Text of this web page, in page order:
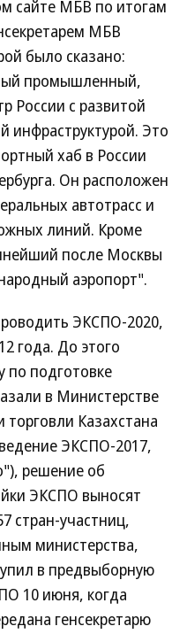
сайте МБВ по итогам
МБВ
было сказано:
промышленный,
России с развитой
инфраструктурой. Это
хаб в России
Он расположен
автотрасс и
линий. Кроме
после Москвы
аэропорт".
ЭКСПО-2020,
года. До этого
по подготовке
в Министерстве
торговли Казахстана
ЭКСПО-2017,
решение об
ЭКСПО выносят
стран-участниц,
министерства,
в предвыборную
10 июня, когда
генсекретарю